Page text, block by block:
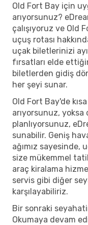
Old Fort Bay için
arıyorsunuz?
çalışıyoruz ve Old
uçuş rotası
uçak biletlerinizi
fırsatları elde
biletlerden gidiş
her şeyi sunar.
Old Fort Bay'de
arıyorsunuz, yoksa
planlıyorsunuz,
sunabilir. Geniş
ağımız sayesinde,
size mükemmel
araç kiralama
servis gibi diğer
karşılayabiliriz.
Bir sonraki
Okumaya devam